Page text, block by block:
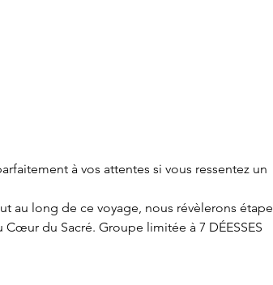
à vos attentes si vous ressentez un
au long de ce voyage, nous révèlerons étape
du Sacré. Groupe limitée à 7 DÉESSES